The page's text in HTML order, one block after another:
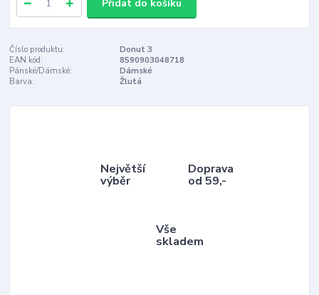
Přidat do košíku
Číslo produktu:
Donut 3
EAN kód:
8590903048718
Pánské/Dámské:
Dámské
Barva:
Žlutá
Největší
výběr
Doprava
od 59,-
Vše
skladem